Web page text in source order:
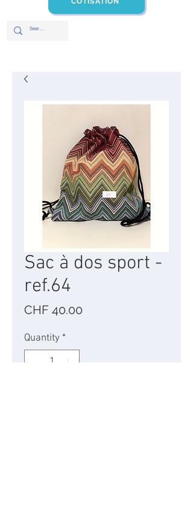
Sac à dos sport -
ref.64
CHF 40.00
Quantity *